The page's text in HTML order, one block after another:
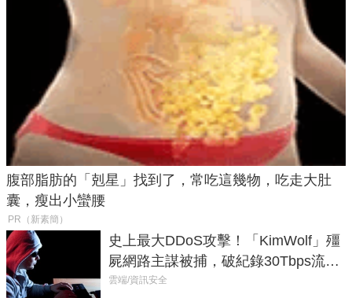
腹部脂肪的「剋星」找到了，常吃這幾物，吃走大肚
囊，瘦出小蠻腰
PR（新素簡）
史上最大DDoS攻擊！「KimWolf」殭
屍網路主謀被捕，破紀錄30Tbps流量
癱瘓全球！
雲端/資訊安全